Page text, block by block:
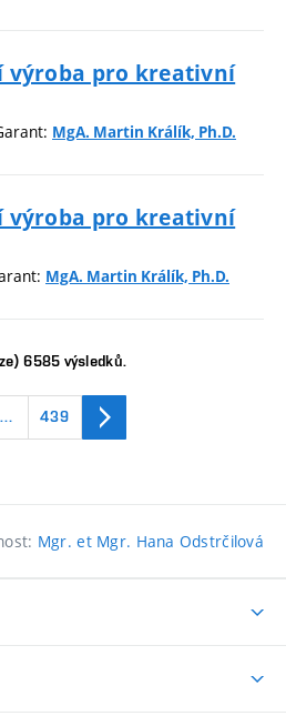
výroba pro kreativní
MgA. Martin Králík, Ph.D.
výroba pro kreativní
MgA. Martin Králík, Ph.D.
6585 výsledků.
… 439
Mgr. et Mgr. Hana Odstrčilová